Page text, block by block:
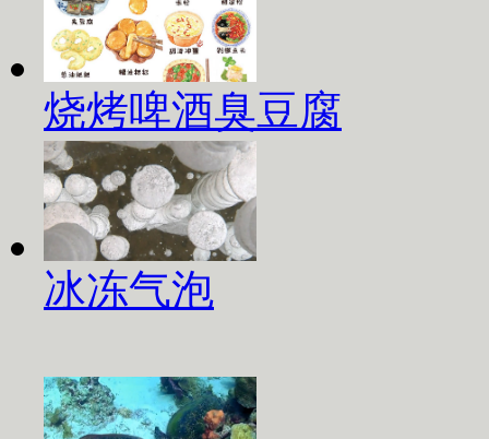
烧烤啤酒臭豆腐
冰冻气泡